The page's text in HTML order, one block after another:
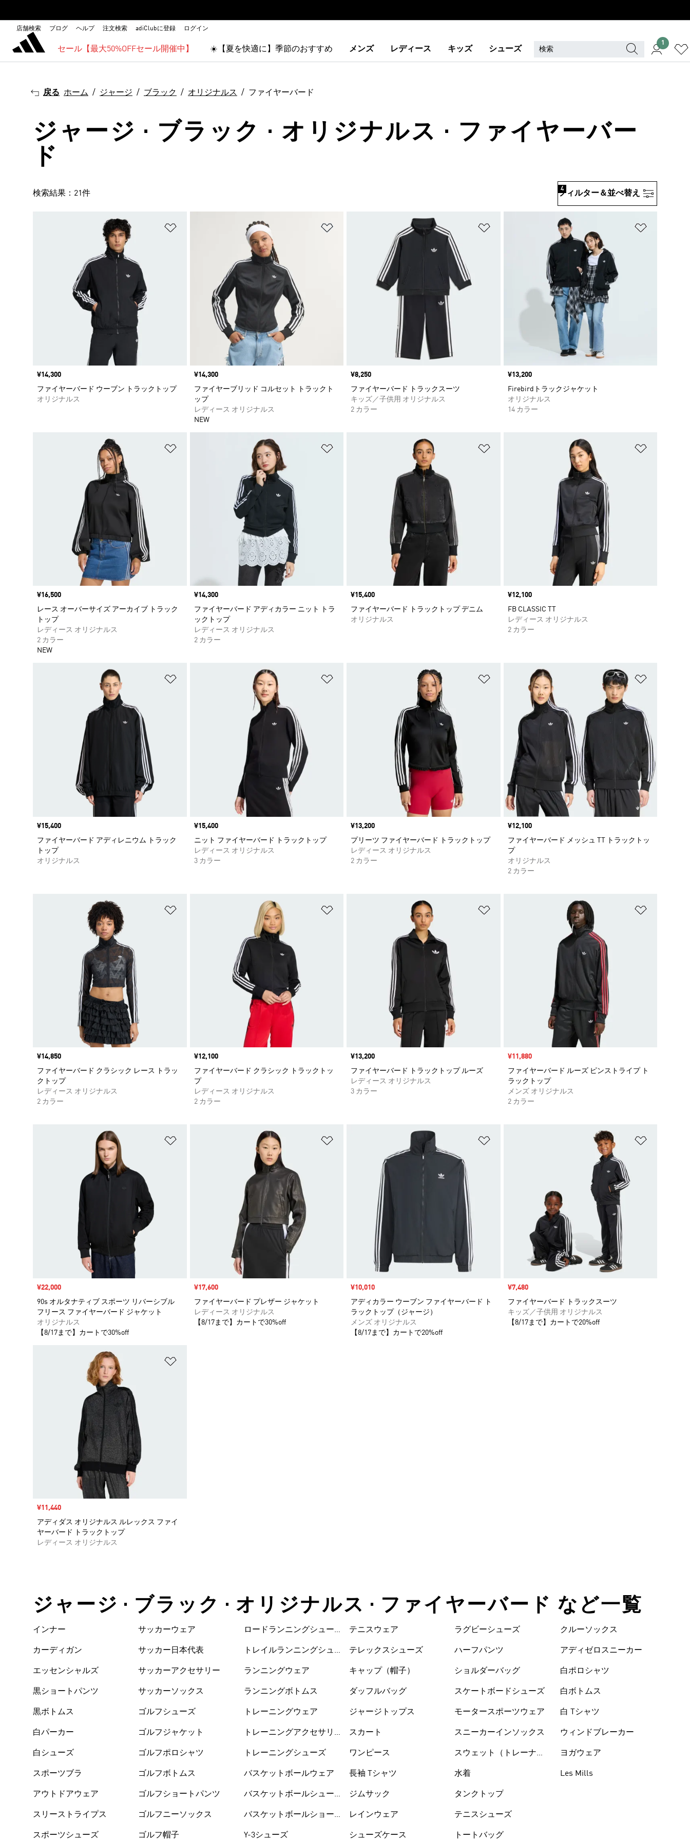
店舗検索 ブログ ヘルプ 注文検索 adiClubに登録 ログイン
セール【最大50%OFFセール開催中】 ☀️【夏を快適に】季節のおすすめ メンズ レディース キッズ シューズ
1
戻る ホーム ジャージ ブラック オリジナルス ファイヤーバード
ジャージ · ブラック · オリジナルス · ファイヤーバー
ド
検索結果：21件 フィルター＆並べ替え
4
ほしいものリストに追加
価格
¥14,300
ファイヤーバード ウーブン トラックトップ
オリジナルス
ほしいものリストに追加
価格
¥14,300
ファイヤーブリッド コルセット トラックト
ップ
レディース オリジナルス
NEW
ほしいものリストに追加
価格
¥8,250
ファイヤーバード トラックスーツ
キッズ／子供用 オリジナルス
2 カラー
価格
¥13,200
Firebirdトラックジャケット
オリジナルス
14 カラー
ほしいものリストに追加
価格
¥16,500
レース オーバーサイズ アーカイブ トラック
トップ
レディース オリジナルス
2 カラー
NEW
ほしいものリストに追加
価格
¥14,300
ファイヤーバード アディカラー ニット トラ
ックトップ
レディース オリジナルス
2 カラー
ほしいものリストに追加
価格
¥15,400
ファイヤーバード トラックトップ デニム
オリジナルス
価格
¥12,100
FB CLASSIC TT
レディース オリジナルス
2 カラー
ほしいものリストに追加
価格
¥15,400
ファイヤーバード アディレニウム トラック
トップ
オリジナルス
ほしいものリストに追加
価格
¥15,400
ニット ファイヤーバード トラックトップ
レディース オリジナルス
3 カラー
ほしいものリストに追加
価格
¥13,200
プリーツ ファイヤーバード トラックトップ
レディース オリジナルス
2 カラー
価格
¥12,100
ファイヤーバード メッシュ TT トラックトッ
プ
オリジナルス
2 カラー
ほしいものリストに追加
価格
¥14,850
ファイヤーバード クラシック レース トラッ
クトップ
レディース オリジナルス
2 カラー
ほしいものリストに追加
価格
¥12,100
ファイヤーバード クラシック トラックトッ
プ
レディース オリジナルス
2 カラー
ほしいものリストに追加
価格
¥13,200
ファイヤーバード トラックトップ ルーズ
レディース オリジナルス
3 カラー
セール価格
¥11,880
ファイヤーバード ルーズ ピンストライプ ト
ラックトップ
メンズ オリジナルス
2 カラー
ほしいものリストに追加
セール価格
¥22,000
90s オルタナティブ スポーツ リバーシブル
フリース ファイヤーバード ジャケット
オリジナルス
【8/17まで】カートで30%off
ほしいものリストに追加
セール価格
¥17,600
ファイヤーバード プレザー ジャケット
レディース オリジナルス
【8/17まで】カートで30%off
セール価格
¥10,010
アディカラー ウーブン ファイヤーバード ト
ラックトップ（ジャージ）
メンズ オリジナルス
【8/17まで】カートで20%off
セール価格
¥7,480
ファイヤーバード トラックスーツ
キッズ／子供用 オリジナルス
【8/17まで】カートで20%off
セール価格
¥11,440
アディダス オリジナルス ルレックス ファイ
ヤーバード トラックトップ
レディース オリジナルス
ジャージ • ブラック • オリジナルス • ファイヤーバード など一覧
インナー
カーディガン
エッセンシャルズ
黒ショートパンツ
黒ボトムス
白パーカー
白シューズ
スポーツブラ
アウトドアウェア
スリーストライプス
スポーツシューズ
サッカーウェア
サッカー日本代表
サッカーアクセサリー
サッカーソックス
ゴルフシューズ
ゴルフジャケット
ゴルフポロシャツ
ゴルフボトムス
ゴルフショートパンツ
ゴルフニーソックス
ゴルフ帽子
ロードランニングシュー
トレイルランニングシュ
ランニングウェア
ランニングボトムス
トレーニングウェア
トレーニングアクセサリ
トレーニングシューズ
バスケットボールウェア
バスケットボールシュー
バスケットボールショー
Y-3シューズ
テニスウェア
テレックスシューズ
キャップ（帽子）
ダッフルバッグ
ジャージトップス
スカート
ワンピース
長袖 Tシャツ
ジムサック
レインウェア
シューズケース
ラグビーシューズ
ハーフパンツ
ショルダーバッグ
スケートボードシューズ
モータースポーツウェア
スニーカーインソックス
スウェット（トレーナ
水着
タンクトップ
テニスシューズ
トートバッグ
クルーソックス
アディゼロスニーカー
白ポロシャツ
白ボトムス
白 Tシャツ
ウィンドブレーカー
ヨガウェア
Les Mills